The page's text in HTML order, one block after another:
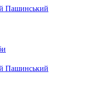
Пашинський
Пашинський